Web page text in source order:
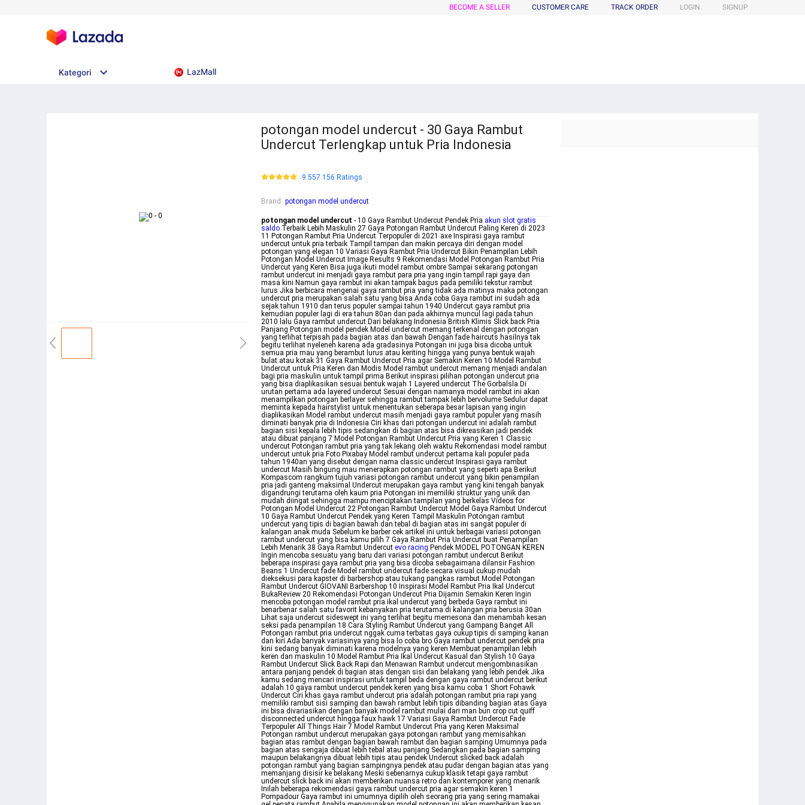
BECOME A SELLER CUSTOMER CARE TRACK ORDER LOGIN SIGNUP
Kategori LazMall
potongan model undercut - 30 Gaya Rambut
Undercut Terlengkap untuk Pria Indonesia
9.557.156 Ratings
Brand : potongan model undercut
potongan model undercut - 10 Gaya Rambut Undercut Pendek Pria akun slot gratis
saldo Terbaik Lebih Maskulin 27 Gaya Potongan Rambut Undercut Paling Keren di 2023
11 Potongan Rambut Pria Undercut Terpopuler di 2021 axe Inspirasi gaya rambut
undercut untuk pria terbaik Tampil tampan dan makin percaya diri dengan model
potongan yang elegan 10 Variasi Gaya Rambut Pria Undercut Bikin Penampilan Lebih
Potongan Model Undercut Image Results 9 Rekomendasi Model Potongan Rambut Pria
Undercut yang Keren Bisa juga ikuti model rambut ombre Sampai sekarang potongan
rambut undercut ini menjadi gaya rambut para pria yang ingin tampil rapi gaya dan
masa kini Namun gaya rambut ini akan tampak bagus pada pemiliki tekstur rambut
lurus Jika berbicara mengenai gaya rambut pria yang tidak ada matinya maka potongan
undercut pria merupakan salah satu yang bisa Anda coba Gaya rambut ini sudah ada
sejak tahun 1910 dan terus populer sampai tahun 1940 Undercut gaya rambut pria
kemudian populer lagi di era tahun 80an dan pada akhirnya muncul lagi pada tahun
2010 lalu Gaya rambut undercut Dari belakang Indonesia British Klimis Slick back Pria
Panjang Potongan model pendek Model undercut memang terkenal dengan potongan
yang terlihat terpisah pada bagian atas dan bawah Dengan fade haircuts hasilnya tak
begitu terlihat nyeleneh karena ada gradasinya Potongan ini juga bisa dicoba untuk
semua pria mau yang berambut lurus atau keriting hingga yang punya bentuk wajah
bulat atau kotak 31 Gaya Rambut Undercut Pria agar Semakin Keren 10 Model Rambut
Undercut untuk Pria Keren dan Modis Model rambut undercut memang menjadi andalan
bagi pria maskulin untuk tampil prima Berikut inspirasi pilihan potongan undercut pria
yang bisa diaplikasikan sesuai bentuk wajah 1 Layered undercut The Gorbalsla Di
urutan pertama ada layered undercut Sesuai dengan namanya model rambut ini akan
menampilkan potongan berlayer sehingga rambut tampak lebih bervolume Sedulur dapat
meminta kepada hairstylist untuk menentukan seberapa besar lapisan yang ingin
diaplikasikan Model rambut undercut masih menjadi gaya rambut populer yang masih
diminati banyak pria di Indonesia Ciri khas dari potongan undercut ini adalah rambut
bagian sisi kepala lebih tipis sedangkan di bagian atas bisa dikreasikan jadi pendek
atau dibuat panjang 7 Model Potongan Rambut Undercut Pria yang Keren 1 Classic
undercut Potongan rambut pria yang tak lekang oleh waktu Rekomendasi model rambut
undercut untuk pria Foto Pixabay Model rambut undercut pertama kali populer pada
tahun 1940an yang disebut dengan nama classic undercut Inspirasi gaya rambut
undercut Masih bingung mau menerapkan potongan rambut yang seperti apa Berikut
Kompascom rangkum tujuh variasi potongan rambut undercut yang bikin penampilan
pria jadi ganteng maksimal Undercut merupakan gaya rambut yang kini tengah banyak
digandrungi terutama oleh kaum pria Potongan ini memiliki struktur yang unik dan
mudah diingat sehingga mampu menciptakan tampilan yang berkelas Videos for
Potongan Model Undercut 22 Potongan Rambut Undercut Model Gaya Rambut Undercut
10 Gaya Rambut Undercut Pendek yang Keren Tampil Maskulin Potongan rambut
undercut yang tipis di bagian bawah dan tebal di bagian atas ini sangat populer di
kalangan anak muda Sebelum ke barber cek artikel ini untuk berbagai variasi potongan
rambut undercut yang bisa kamu pilih 7 Gaya Rambut Pria Undercut buat Penampilan
Lebih Menarik 38 Gaya Rambut Undercut evo racing Pendek MODEL POTONGAN KEREN
Ingin mencoba sesuatu yang baru dari variasi potongan rambut undercut Berikut
beberapa inspirasi gaya rambut pria yang bisa dicoba sebagaimana dilansir Fashion
Beans 1 Undercut fade Model rambut undercut fade secara visual cukup mudah
dieksekusi para kapster di barbershop atau tukang pangkas rambut Model Potongan
Rambut Undercut GIOVANI Barbershop 10 Inspirasi Model Rambut Pria Ikal Undercut
BukaReview 20 Rekomendasi Potongan Undercut Pria Dijamin Semakin Keren Ingin
mencoba potongan model rambut pria ikal undercut yang berbeda Gaya rambut ini
benarbenar salah satu favorit kebanyakan pria terutama di kalangan pria berusia 30an
Lihat saja undercut sideswept ini yang terlihat begitu memesona dan menambah kesan
seksi pada penampilan 18 Cara Styling Rambut Undercut yang Gampang Banget All
Potongan rambut pria undercut nggak cuma terbatas gaya cukup tipis di samping kanan
dan kiri Ada banyak variasinya yang bisa lo coba bro Gaya rambut undercut pendek pria
kini sedang banyak diminati karena modelnya yang keren Membuat penampilan lebih
keren dan maskulin 10 Model Rambut Pria Ikal Undercut Kasual dan Stylish 10 Gaya
Rambut Undercut Slick Back Rapi dan Menawan Rambut undercut mengombinasikan
antara panjang pendek di bagian atas dengan sisi dan belakang yang lebih pendek Jika
kamu sedang mencari inspirasi untuk tampil beda dengan gaya rambut undercut berikut
adalah 10 gaya rambut undercut pendek keren yang bisa kamu coba 1 Short Fohawk
Undercut Ciri khas gaya rambut undercut pria adalah potongan rambut pria rapi yang
memiliki rambut sisi samping dan bawah rambut lebih tipis dibanding bagian atas Gaya
ini bisa divariasikan dengan banyak model rambut mulai dari man bun crop cut quiff
disconnected undercut hingga faux hawk 17 Variasi Gaya Rambut Undercut Fade
Terpopuler All Things Hair 7 Model Rambut Undercut Pria yang Keren Maksimal
Potongan rambut undercut merupakan gaya potongan rambut yang memisahkan
bagian atas rambut dengan bagian bawah rambut dan bagian samping Umumnya pada
bagian atas sengaja dibuat lebih tebal atau panjang Sedangkan pada bagian samping
maupun belakangnya dibuat lebih tipis atau pendek Undercut slicked back adalah
potongan rambut yang bagian sampingnya pendek atau pudar dengan bagian atas yang
memanjang disisir ke belakang Meski sebenarnya cukup klasik tetapi gaya rambut
undercut slick back ini akan memberikan nuansa retro dan kontemporer yang menarik
Inilah beberapa rekomendasi gaya rambut undercut pria agar semakin keren 1
Pompadour Gaya rambut ini umumnya dipilih oleh seorang pria yang sering mamakai